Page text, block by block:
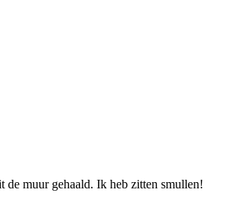
de muur gehaald. Ik heb zitten smullen!